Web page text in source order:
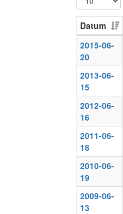
Datum
2015-06-
20
2013-06-
15
2012-06-
16
2011-06-
18
2010-06-
19
2009-06-
13